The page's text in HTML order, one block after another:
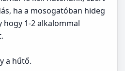
ha a mosogatóban hideg
hogy 1-2 alkalommal
a hűtő.